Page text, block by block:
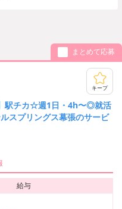
まとめて応募
キープ
駅チカ☆週1日・4h〜◎就活
スプリングス幕張のサービ
給与